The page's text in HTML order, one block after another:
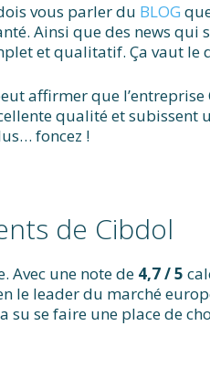
vous parler du BLOG
Ainsi que des news
et qualitatif. Ça vaut le
affirmer que
qualité et
foncez !
de Cibdol
Avec une note de 4,7 / 5
le leader du marché
su se faire une place de